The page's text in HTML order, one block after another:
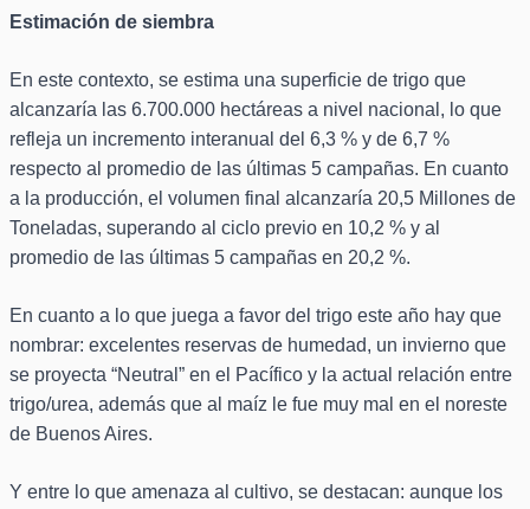
Estimación de siembra
En este contexto, se estima una superficie de trigo que
alcanzaría las 6.700.000 hectáreas a nivel nacional, lo que
refleja un incremento interanual del 6,3 % y de 6,7 %
respecto al promedio de las últimas 5 campañas. En cuanto
a la producción, el volumen final alcanzaría 20,5 Millones de
Toneladas, superando al ciclo previo en 10,2 % y al
promedio de las últimas 5 campañas en 20,2 %.
En cuanto a lo que juega a favor del trigo este año hay que
nombrar: excelentes reservas de humedad, un invierno que
se proyecta “Neutral” en el Pacífico y la actual relación entre
trigo/urea, además que al maíz le fue muy mal en el noreste
de Buenos Aires.
Y entre lo que amenaza al cultivo, se destacan: aunque los